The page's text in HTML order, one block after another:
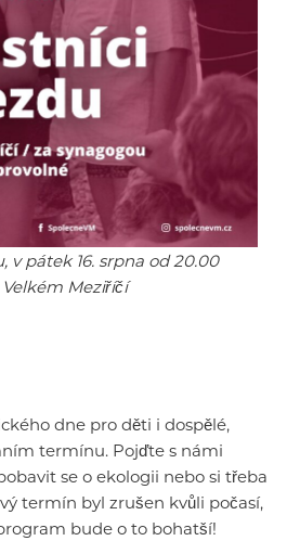
v pátek 16. srpna od 20.00
Meziříčí
dne pro děti i dospělé,
termínu. Pojďte s námi
se o ekologii nebo si třeba
termín byl zrušen kvůli počasí,
bude o to bohatší!